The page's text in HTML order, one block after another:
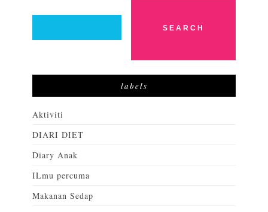
labels
Aktiviti
DIARI DIET
Diary Anak
ILmu percuma
Makanan Sedap